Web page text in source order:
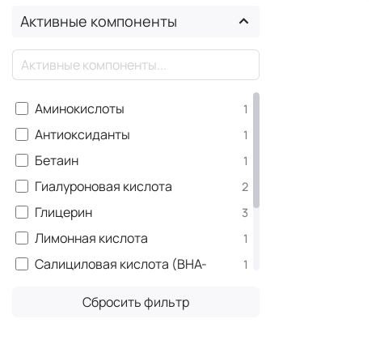
Активные компоненты
Аминокислоты 1
Антиоксиданты 1
Бетаин 1
Гиалуроновая кислота 2
Глицерин 3
Лимонная кислота 1
Салициловая кислота (ВНА-
1
Центелла азиатская
Сбросить фильтр